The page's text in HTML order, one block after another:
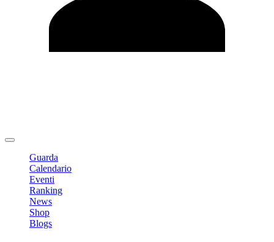
Guarda
Calendario
Eventi
Ranking
News
Shop
Blogs